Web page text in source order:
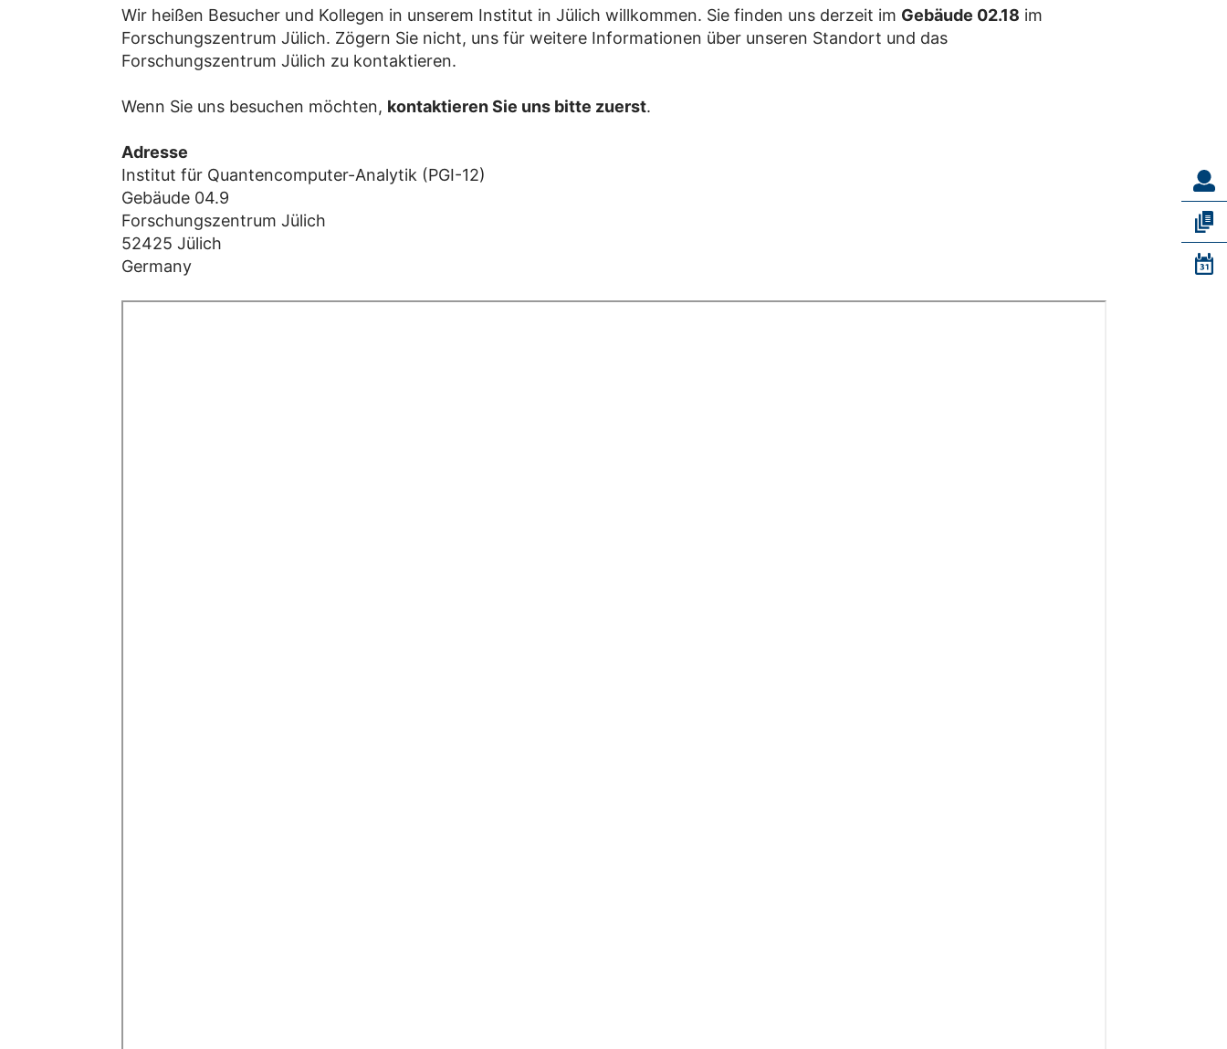
Wir heißen Besucher und Kollegen in unserem Institut in Jülich willkommen. Sie finden uns derzeit im Gebäude 02.18 im
Forschungszentrum Jülich. Zögern Sie nicht, uns für weitere Informationen über unseren Standort und das
Forschungszentrum Jülich zu kontaktieren.
Wenn Sie uns besuchen möchten, kontaktieren Sie uns bitte zuerst.
Adresse
Institut für Quantencomputer-Analytik (PGI-12)
Gebäude 04.9
Forschungszentrum Jülich
52425 Jülich
Germany